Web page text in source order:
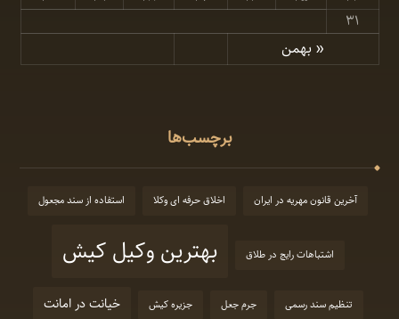
« بهمن
۳۱
برچسب‌ها
آخرین قانون مهریه در ایران اخلاق حرفه ای وکلا استفاده از سند مجعول
اشتباهات رایج در طلاق بهترین وکیل کیش
تنظیم سند رسمی جرم جعل جزیره کیش خیانت در امانت